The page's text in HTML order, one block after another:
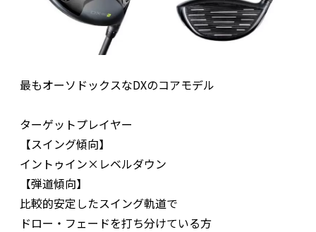
最もオーソドックスなDXのコアモデル
ターゲットプレイヤー
【スイング傾向】
イントゥイン×レベルダウン
【弾道傾向】
比較的安定したスイング軌道で
ドロー・フェードを打ち分けている方